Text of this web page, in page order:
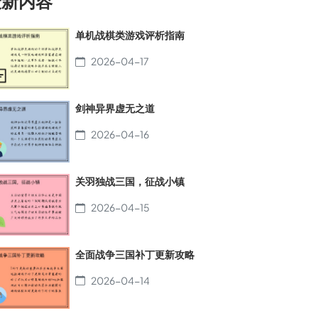
单机战棋类游戏评析指南
2026-04-17
剑神异界虚无之道
2026-04-16
关羽独战三国，征战小镇
2026-04-15
全面战争三国补丁更新攻略
2026-04-14